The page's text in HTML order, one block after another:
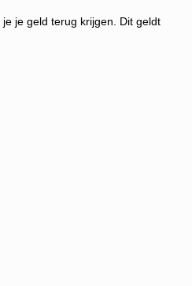
je geld terug krijgen . Dit geldt